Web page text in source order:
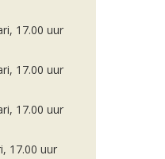
17.00 uur
17.00 uur
17.00 uur
17.00 uur